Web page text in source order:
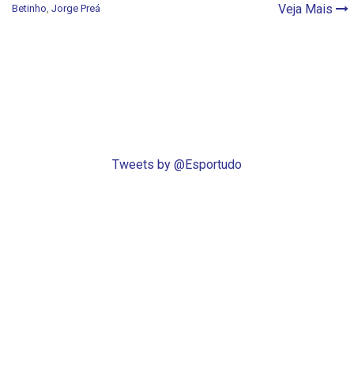
Betinho Jorge Preá Veja Mais
Tweets by @Esportudo